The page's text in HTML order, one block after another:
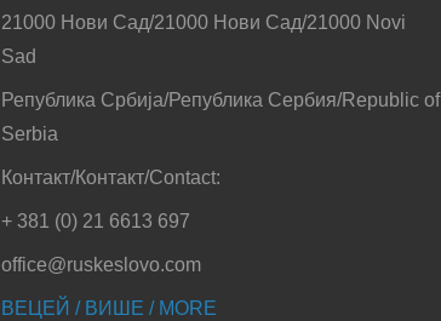
21000 Нови Сад/21000 Нови Сад/21000 Novi
Sad
Република Србија/Република Сербия/Republic of
Serbia
Контакт/Контакт/Contact:
+ 381 (0) 21 6613 697
office@ruskeslovo.com
ВЕЦЕЙ / ВИШЕ / MORE